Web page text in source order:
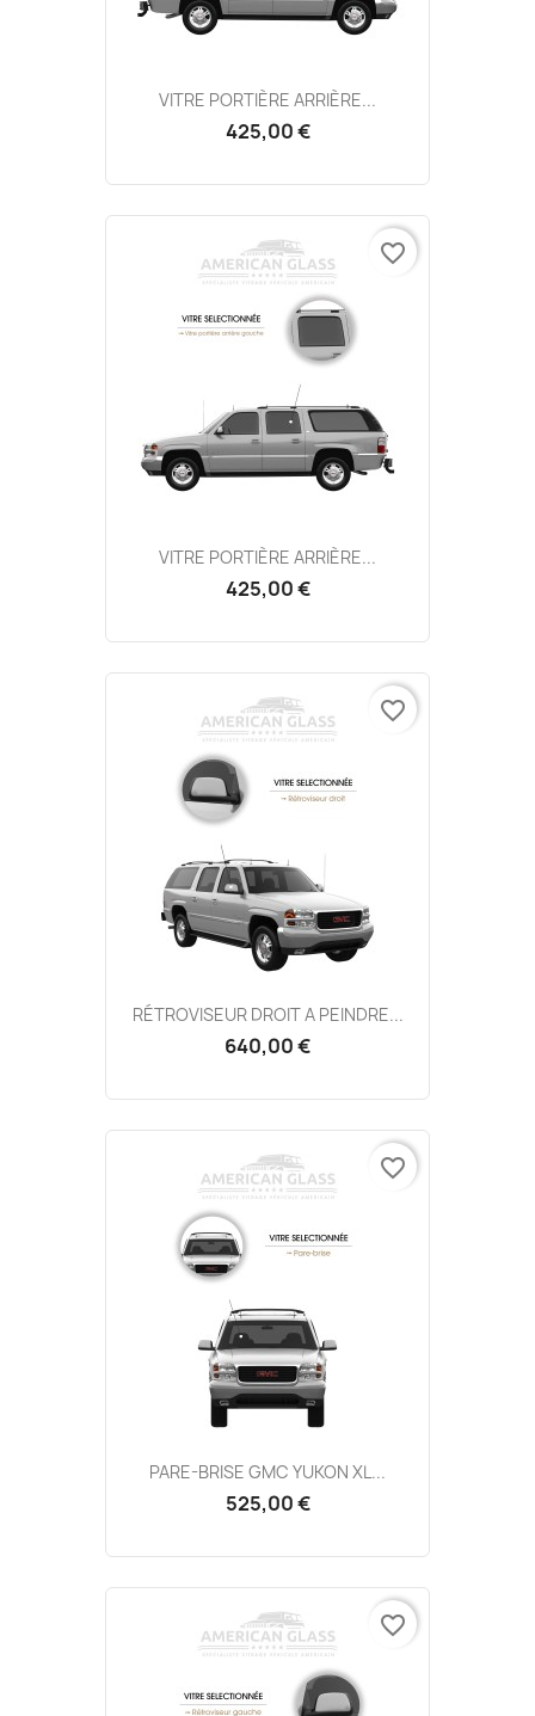
VITRE PORTIÈRE ARRIÈRE...
425,00 €
VITRE PORTIÈRE ARRIÈRE...
425,00 €
favorite_border
RÉTROVISEUR DROIT A PEINDRE...
640,00 €
favorite_border
PARE-BRISE GMC YUKON XL...
525,00 €
favorite_border
favorite_border